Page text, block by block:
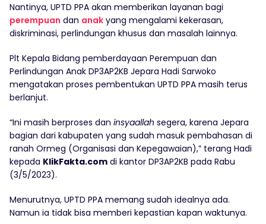
Nantinya, UPTD PPA akan memberikan layanan bagi
perempuan dan anak yang mengalami kekerasan,
diskriminasi, perlindungan khusus dan masalah lainnya.
Plt Kepala Bidang pemberdayaan Perempuan dan
Perlindungan Anak DP3AP2KB Jepara Hadi Sarwoko
mengatakan proses pembentukan UPTD PPA masih terus
berlanjut.
“Ini masih berproses dan insyaallah segera, karena Jepara
bagian dari kabupaten yang sudah masuk pembahasan di
ranah Ormeg (Organisasi dan Kepegawaian),” terang Hadi
kepada KlikFakta.com di kantor DP3AP2KB pada Rabu
(3/5/2023).
Menurutnya, UPTD PPA memang sudah idealnya ada.
Namun ia tidak bisa memberi kepastian kapan waktunya.